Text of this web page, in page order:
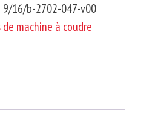
16/b-2702-047-v00
de machine à coudre